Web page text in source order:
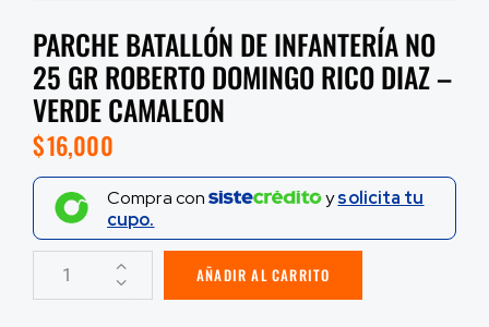
PARCHE BATALLÓN DE INFANTERÍA NO
25 GR ROBERTO DOMINGO RICO DIAZ –
VERDE CAMALEON
$16,000
Compra con ysolicita tu
cupo.
AÑADIR AL CARRITO